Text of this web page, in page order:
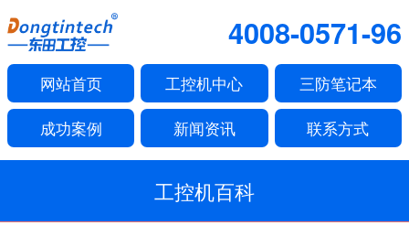
4008-0571-96
网站首页 工控机中心 三防笔记本
成功案例 新闻资讯 联系方式
工控机百科